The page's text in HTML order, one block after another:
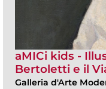
aMICi kids -
Bertoletti e il
Galleria d'Arte